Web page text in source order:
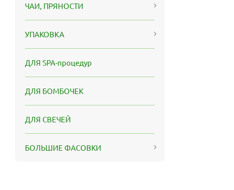
ЧАИ, ПРЯНОСТИ
УПАКОВКА
ДЛЯ SPA-процедур
ДЛЯ БОМБОЧЕК
ДЛЯ СВЕЧЕЙ
БОЛЬШИЕ ФАСОВКИ